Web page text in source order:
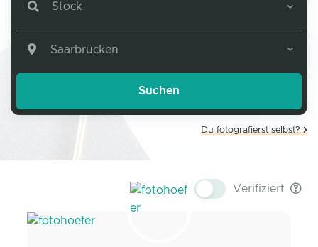
Stock
Saarbrücken
Du fotografierst selbst?
Verifiziert